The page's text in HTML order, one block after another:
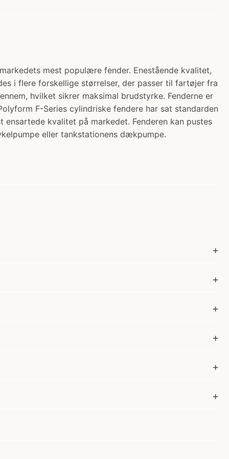
mest populære fender. Enestående kvalitet,
i flere forskellige størrelser, der passer til fartøjer fra
hvilket sikrer maksimal brudstyrke. Fenderne er
F-Series cylindriske fendere har sat standarden
kvalitet på markedet. Fenderen kan pustes
eller tankstationens dækpumpe.